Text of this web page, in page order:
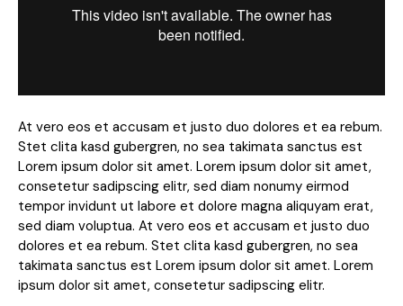
At vero eos et accusam et justo duo dolores et ea rebum.
Stet clita kasd gubergren, no sea takimata sanctus est
Lorem ipsum dolor sit amet. Lorem ipsum dolor sit amet,
consetetur sadipscing elitr, sed diam nonumy eirmod
tempor invidunt ut labore et dolore magna aliquyam erat,
sed diam voluptua. At vero eos et accusam et justo duo
dolores et ea rebum. Stet clita kasd gubergren, no sea
takimata sanctus est Lorem ipsum dolor sit amet. Lorem
ipsum dolor sit amet, consetetur sadipscing elitr.